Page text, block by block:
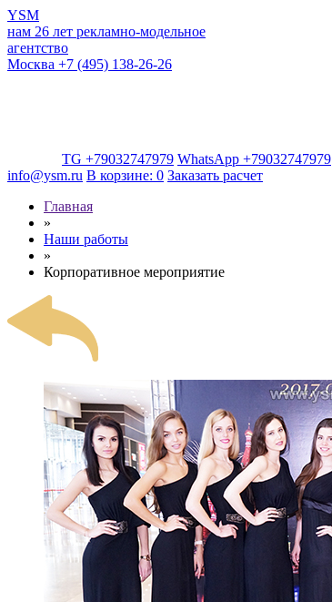
YSM
нам 26 лет рекламно-модельное
агентство
Москва +7 (495) 138-26-26
TG +79032747979 WhatsApp +79032747979
info@ysm.ru В корзине: 0 Заказать расчет
Главная
»
Наши работы
»
Корпоративное мероприятие